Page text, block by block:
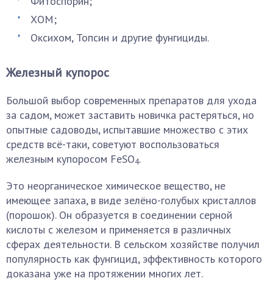
ХОМ;
Оксихом, Топсин и другие фунгициды.
Железный купорос
Большой выбор современных препаратов для ухода
за садом, может заставить новичка растеряться, но
опытные садоводы, испытавшие множество с этих
средств всё-таки, советуют воспользоваться
железным купоросом FeSO4.
Это неорганическое химическое вещество, не
имеющее запаха, в виде зелёно-голубых кристаллов
(порошок). Он образуется в соединении серной
кислоты с железом и применяется в различных
сферах деятельности. В сельском хозяйстве получил
популярность как фунгицид, эффективность которого
доказана уже на протяжении многих лет.